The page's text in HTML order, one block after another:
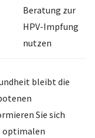
Beratung zur
HPV-Impfung
nutzen
bleibt die
Sie sich
optimalen